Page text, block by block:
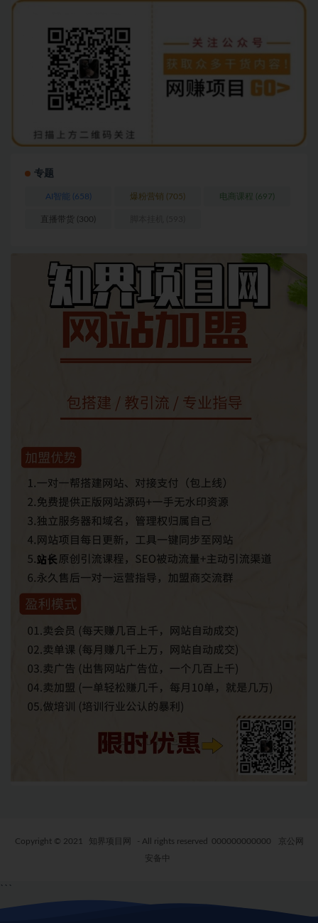
专题
AI智能 (658) 爆粉营销 (705) 电商课程 (697)
直播带货 (300)
Copyright © 2021 知界项目网 - All rights reserved 000000000000
京公网
安备中
```